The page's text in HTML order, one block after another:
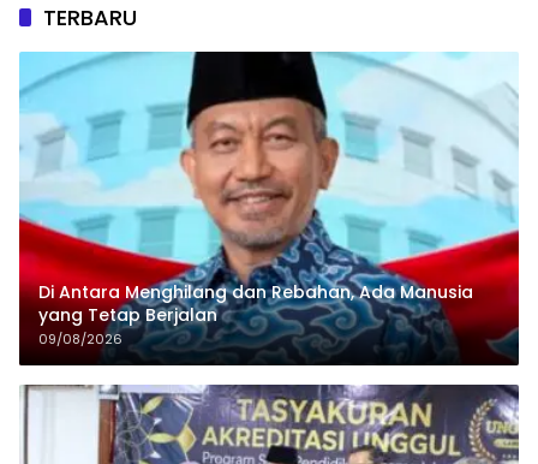
TERBARU
Di Antara Menghilang dan Rebahan, Ada Manusia
yang Tetap Berjalan
09/08/2026